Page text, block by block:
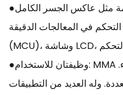
●استخدام التقنيات المتقدمة مثل عاكس الجسر الكامل IGBT،
في المعالجات الدقيقة
●وظيفتان للاستخدام: MMA أو اللحام بالعصا وقوس بلازما الهواء.
وله العديد من التطبيقات